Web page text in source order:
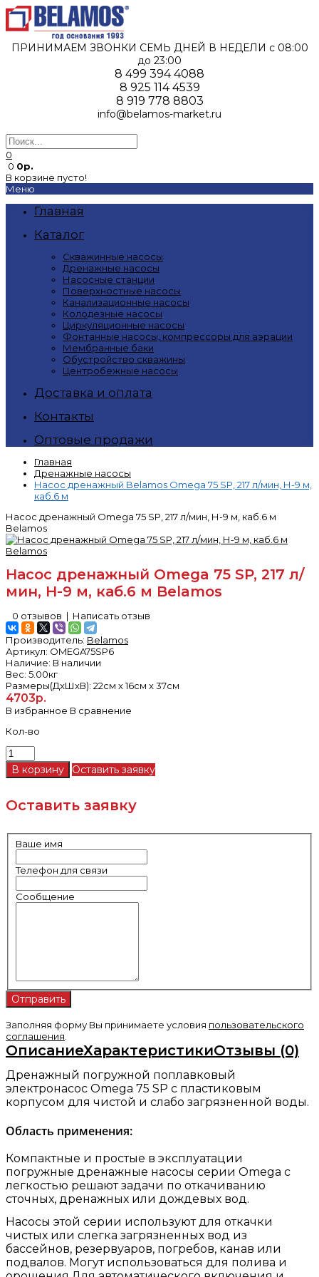
ПРИНИМАЕМ ЗВОНКИ СЕМЬ ДНЕЙ В НЕДЕЛИ c 08:00
до 23:00
8 499 394 4088
8 925 114 4539
8 919 778 8803
info@belamos-market.ru
0
0 0р.
В корзине пусто!
Меню
Главная
Каталог
Скважинные насосы
Дренажные насосы
Насосные станции
Поверхностные насосы
Канализационные насосы
Колодезные насосы
Циркуляционные насосы
Фонтанные насосы, компрессоры для аэрации
Мембранные баки
Обустройство скважины
Центробежные насосы
Доставка и оплата
Контакты
Оптовые продажи
Главная
Дренажные насосы
Насос дренажный Belamos Omega 75 SP, 217 л/мин, Н-9 м,
каб.6 м
Насос дренажный Omega 75 SP, 217 л/мин, Н-9 м, каб.6 м
Belamos
Насос дренажный Omega 75 SP, 217 л/
мин, Н-9 м, каб.6 м Belamos
0 отзывов | Написать отзыв
Производитель: Belamos
Артикул: OMEGA75SP6
Наличие: В наличии
Вес: 5.00кг
Размеры(ДxШxВ): 22см x 16см x 37см
4703р.
В избранное В сравнение
Кол-во
Оставить заявку
Оставить заявку
Ваше имя
Телефон для связи
Сообщение
Заполняя форму Вы принимаете условия пользовательского
соглашения
ОписаниеХарактеристикиОтзывы (0)
Дренажный погружной поплавковый
электронасос Omega 75 SP с пластиковым
корпусом для чистой и слабо загрязненной воды.
Область применения:
Компактные и простые в эксплуатации
погружные дренажные насосы серии Omega с
легкостью решают задачи по откачиванию
сточных, дренажных или дождевых вод.
Насосы этой серии используют для откачки
чистых или слегка загрязненных вод из
бассейнов, резервуаров, погребов, канав или
подвалов. Могут использоваться для полива и